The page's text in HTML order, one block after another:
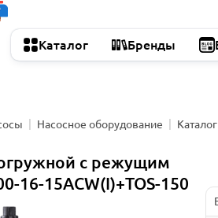
Каталог Бренды
Насосное оборудование
Каталог
с режущим
16-15ACW(I)+TOS-150